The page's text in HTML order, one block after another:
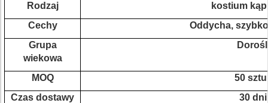
Rodzaj
kostium
Cechy
Oddycha,
Grupa
wiekowa
MOQ
50
Czas dostawy
30 dni